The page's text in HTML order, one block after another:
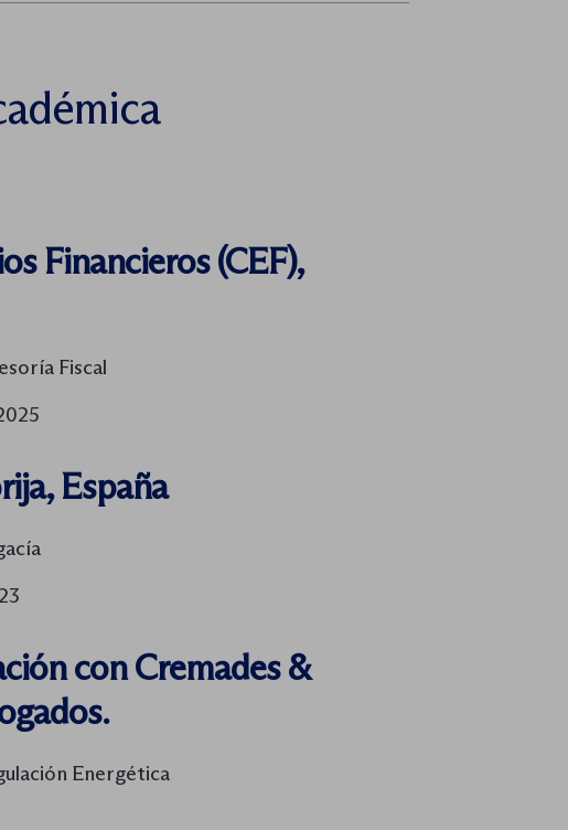
Financieros (CEF),
Fiscal
España
con Cremades &
Energética